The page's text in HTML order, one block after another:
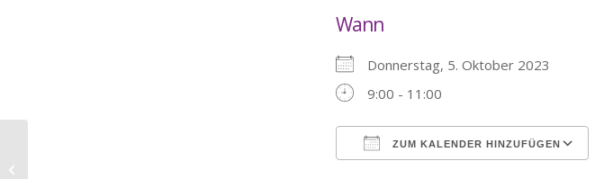
Wann
Donnerstag, 5. Oktober 2023
9:00 - 11:00
ZUM KALENDER HINZUFÜGEN